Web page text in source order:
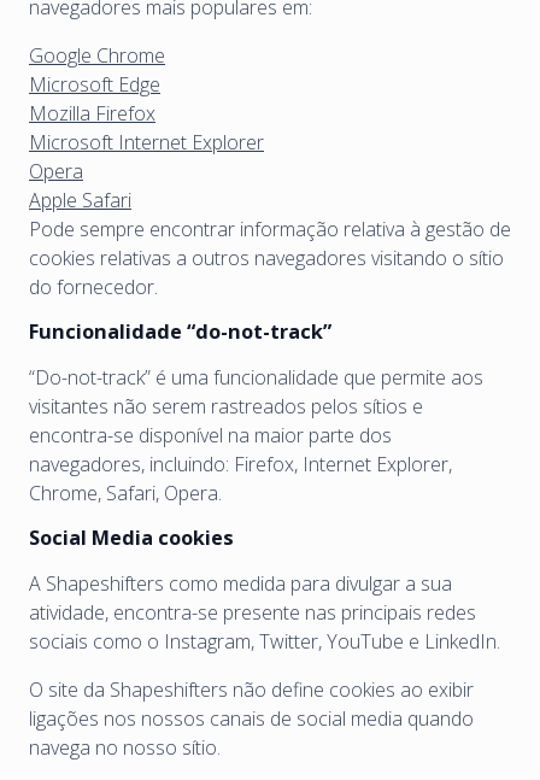
navegadores mais populares em:
Google Chrome
Microsoft Edge
Mozilla Firefox
Microsoft Internet Explorer
Opera
Apple Safari
Pode sempre encontrar informação relativa à gestão de
cookies relativas a outros navegadores visitando o sítio
do fornecedor.
Funcionalidade “do-not-track”
“Do-not-track” é uma funcionalidade que permite aos
visitantes não serem rastreados pelos sítios e
encontra-se disponível na maior parte dos
navegadores, incluindo: Firefox, Internet Explorer,
Chrome, Safari, Opera.
Social Media cookies
A Shapeshifters como medida para divulgar a sua
atividade, encontra-se presente nas principais redes
sociais como o Instagram, Twitter, YouTube e LinkedIn.
O site da Shapeshifters não define cookies ao exibir
ligações nos nossos canais de social media quando
navega no nosso sítio.